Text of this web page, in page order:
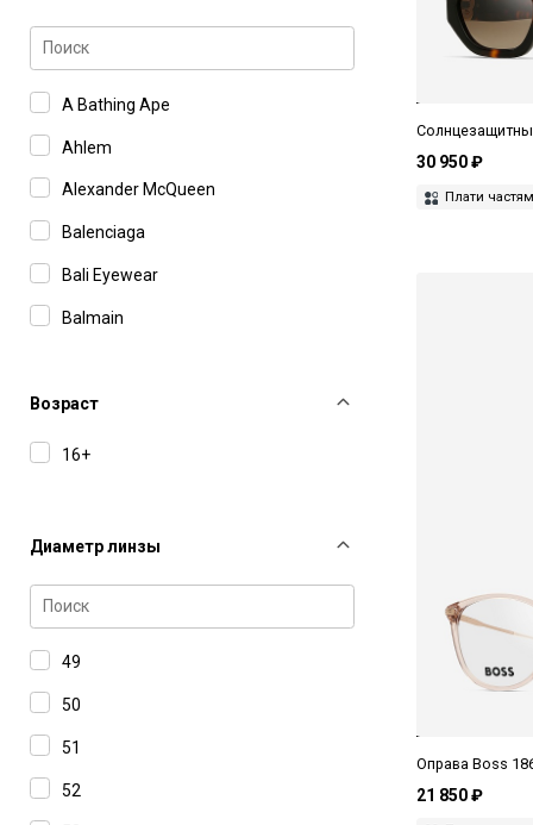
A Bathing Ape
Ahlem
Alexander McQueen
Balenciaga
Bali Eyewear
Balmain
Boss
Bottega Veneta
Cartier
Celine
Charriol
Chloe
Dior
Возраст
16+
Диаметр линзы
49
50
51
52
30 950 ₽
Плати
Оправа Boss
21 850 ₽